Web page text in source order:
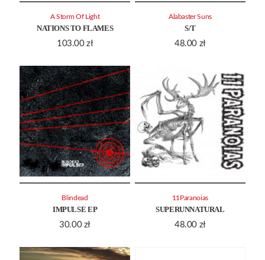
NATIONS TO FLAMES
103.00 zł
A Storm Of Light
S/T
48.00 zł
Alabaster Suns
IMPULSE EP
30.00 zł
Blindead
SUPERUNNATURAL
48.00 zł
11Paranoias